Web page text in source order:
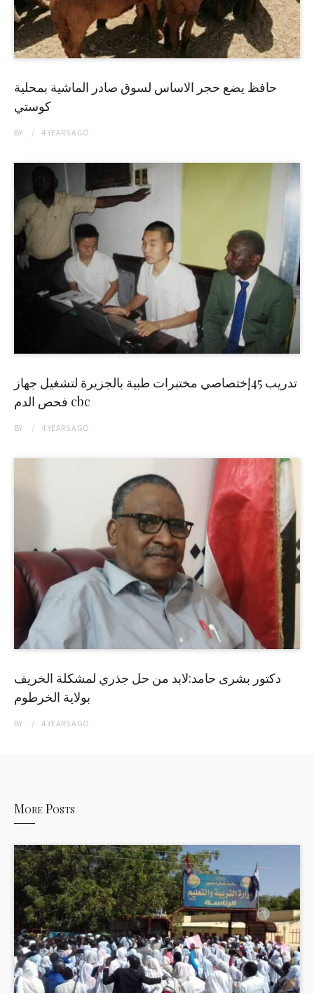
حافظ يضع حجر الاساس لسوق صادر الماشية بمحلية
كوستي
BY 4 YEARSAGO
تدريب 45إختصاصي مختبرات طبية بالجزيرة لتشغيل جهاز
فحص الدم cbc
BY 4 YEARSAGO
دكتور بشرى حامد:لابد من حل جذري لمشكلة الخريف
بولاية الخرطوم
BY 4 YEARSAGO
More Posts